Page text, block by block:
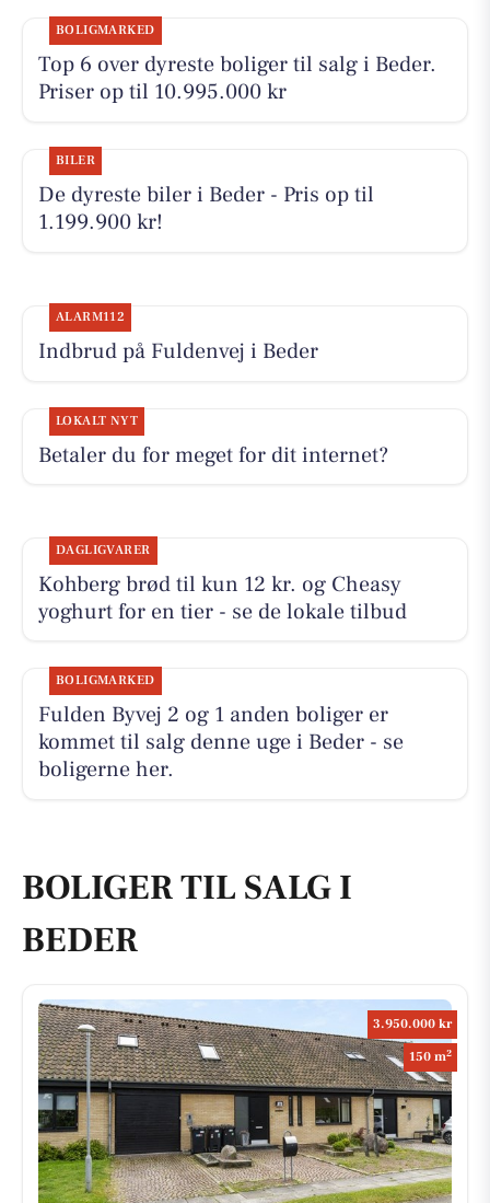
BOLIGMARKED
Top 6 over dyreste boliger til salg i Beder.
Priser op til 10.995.000 kr
BILER
De dyreste biler i Beder - Pris op til
1.199.900 kr!
ALARM112
Indbrud på Fuldenvej i Beder
LOKALT NYT
Betaler du for meget for dit internet?
DAGLIGVARER
Kohberg brød til kun 12 kr. og Cheasy
yoghurt for en tier - se de lokale tilbud
BOLIGMARKED
Fulden Byvej 2 og 1 anden boliger er
kommet til salg denne uge i Beder - se
boligerne her.
BOLIGER TIL SALG I
BEDER
3.950.000 kr
150 m2